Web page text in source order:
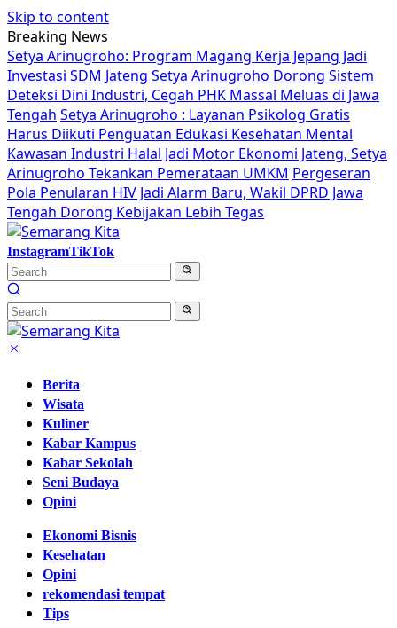
Skip to content
Breaking News
Setya Arinugroho: Program Magang Kerja Jepang Jadi
Investasi SDM Jateng Setya Arinugroho Dorong Sistem
Deteksi Dini Industri, Cegah PHK Massal Meluas di Jawa
Tengah Setya Arinugroho : Layanan Psikolog Gratis
Harus Diikuti Penguatan Edukasi Kesehatan Mental
Kawasan Industri Halal Jadi Motor Ekonomi Jateng, Setya
Arinugroho Tekankan Pemerataan UMKM Pergeseran
Pola Penularan HIV Jadi Alarm Baru, Wakil DPRD Jawa
Tengah Dorong Kebijakan Lebih Tegas
InstagramTikTok
Berita
Wisata
Kuliner
Kabar Kampus
Kabar Sekolah
Seni Budaya
Opini
Ekonomi Bisnis
Kesehatan
Opini
rekomendasi tempat
Tips